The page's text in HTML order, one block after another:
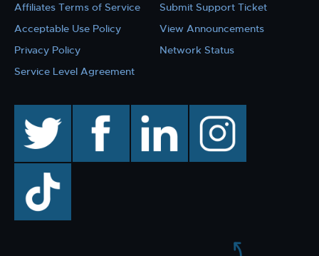
Affiliates Terms of Service
Acceptable Use Policy
Privacy Policy
Service Level Agreement
Submit Support Ticket
View Announcements
Network Status
facebook linkedin instagram
TikTok